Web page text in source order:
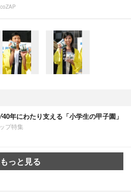
年にわたり支える「小学生の甲子園」
プ特集
もっと見る